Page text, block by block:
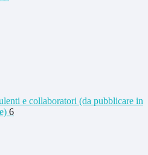
e collaboratori (da pubblicare in
6